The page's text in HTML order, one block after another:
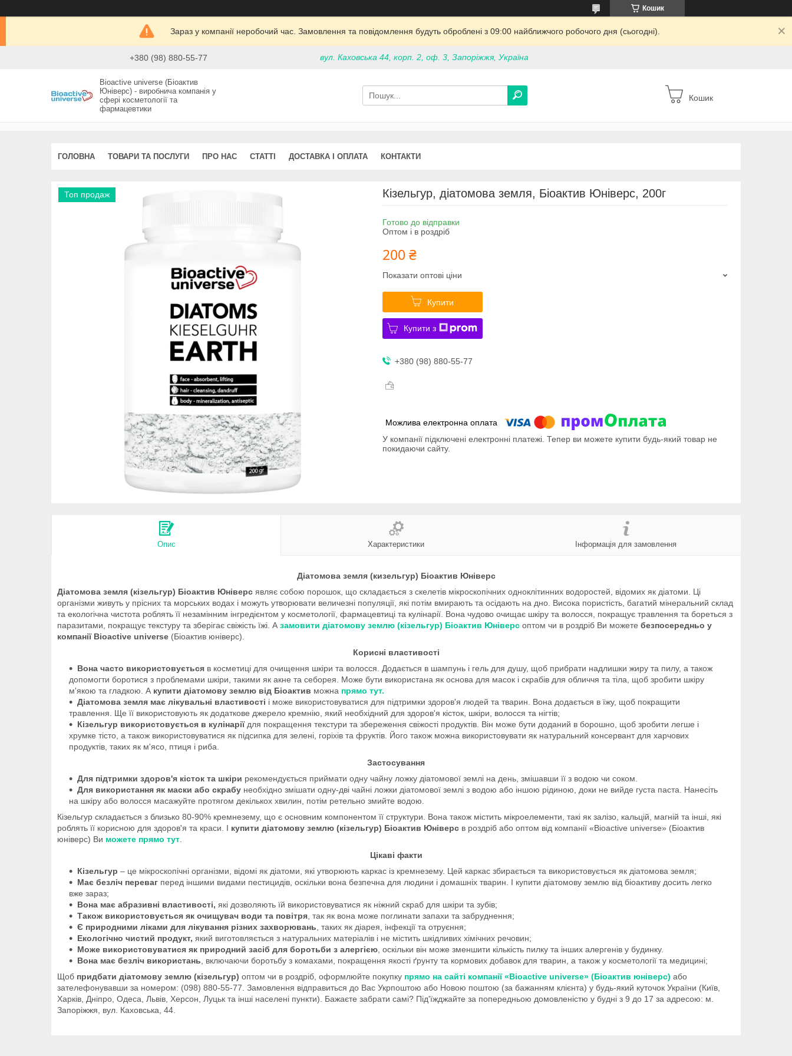
Кошик
Зараз у компанії неробочий час. Замовлення та повідомлення будуть оброблені з 09:00 найближчого робочого дня (сьогодні).
+380 (98) 880-55-77 вул. Каховська 44, корп. 2, оф. 3, Запоріжжя, Україна
Bioactive universe (Біоактив
Юніверс) - виробнича компанія у
сфері косметології та
фармацевтики
Кошик
ГОЛОВНА ТОВАРИ ТА ПОСЛУГИ ПРО НАС СТАТТІ ДОСТАВКА І ОПЛАТА КОНТАКТИ
Топ продаж Кізельгур, діатомова земля, Біоактив Юніверс, 200г
Готово до відправки
Оптом і в роздріб
200 ₴
Показати оптові ціни
Купити
Купити з
+380 (98) 880-55-77
У компанії підключені електронні платежі. Тепер ви можете купити будь-який товар не
покидаючи сайту.
Опис Характеристики Інформація для замовлення
Діатомова земля (кизельгур) Біоактив Юніверс
Діатомова земля (кізельгур) Біоактив Юніверс являє собою порошок, що складається з скелетів мікроскопічних одноклітинних водоростей, відомих як діатоми. Ці
організми живуть у прісних та морських водах і можуть утворювати величезні популяції, які потім вмирають та осідають на дно. Висока пористість, багатий мінеральний склад
та екологічна чистота роблять її незамінним інгредієнтом у косметології, фармацевтиці та кулінарії. Вона чудово очищає шкіру та волосся, покращує травлення та бореться з
паразитами, покращує текстуру та зберігає свіжість їжі. А замовити діатомову землю (кізельгур) Біоактив Юніверс оптом чи в роздріб Ви можете безпосередньо у
компанії Bioactive universe (Біоактив юніверс).
Корисні властивості
Вона часто використовується в косметиці для очищення шкіри та волосся. Додається в шампунь і гель для душу, щоб прибрати надлишки жиру та пилу, а також
допомогти боротися з проблемами шкіри, такими як акне та себорея. Може бути використана як основа для масок і скрабів для обличчя та тіла, щоб зробити шкіру
м'якою та гладкою. А купити діатомову землю від Біоактив можна прямо тут.
Діатомова земля має лікувальні властивості і може використовуватися для підтримки здоров'я людей та тварин. Вона додається в їжу, щоб покращити
травлення. Ще її використовують як додаткове джерело кремнію, який необхідний для здоров'я кісток, шкіри, волосся та нігтів;
Кізельгур використовується в кулінаріїдля покращення текстури та збереження свіжості продуктів. Він може бути доданий в борошно, щоб зробити легше і
хрумке тісто, а також використовуватися як підсипка для зелені, горіхів та фруктів. Його також можна використовувати як натуральний консервант для харчових
продуктів, таких як м'ясо, птиця і риба.
Застосування
Для підтримки здоров'я кісток та шкіри рекомендується приймати одну чайну ложку діатомової землі на день, змішавши її з водою чи соком.
Для використання як маски або скрабу необхідно змішати одну-дві чайні ложки діатомової землі з водою або іншою рідиною, доки не вийде густа паста. Нанесіть
на шкіру або волосся масажуйте протягом декількох хвилин, потім ретельно змийте водою.
Кізельгур складається з близько 80-90% кремнезему, що є основним компонентом її структури. Вона також містить мікроелементи, такі як залізо, кальцій, магній та інші, які
роблять її корисною для здоров'я та краси. І купити діатомову землю (кізельгур) Біоактив Юніверс в роздріб або оптом від компанії «Bioactive universe» (Біоактив
юніверс) Ви можете прямо тут
Цікаві факти
Кізельгур – це мікроскопічні організми, відомі як діатоми, які утворюють каркас із кремнезему. Цей каркас збирається та використовується як діатомова земля;
Має безліч переваг перед іншими видами пестицидів, оскільки вона безпечна для людини і домашніх тварин. І купити діатомову землю від біоактиву досить легко
вже зараз;
Вона має абразивні властивості, які дозволяють їй використовуватися як ніжний скраб для шкіри та зубів;
Також використовується як очищувач води та повітря , так як вона може поглинати запахи та забруднення;
Є природними ліками для лікування різних захворювань , таких як діарея, інфекції та отруєння;
Екологічно чистий продукт, який виготовляється з натуральних матеріалів і не містить шкідливих хімічних речовин;
Може використовуватися як природний засіб для боротьби з алергією , оскільки він може зменшити кількість пилку та інших алергенів у будинку.
Вона має безліч використань , включаючи боротьбу з комахами, покращення якості ґрунту та кормових добавок для тварин, а також у косметології та медицині;
Щоб придбати діатомову землю (кізельгур) оптом чи в роздріб, оформлюйте покупку прямо на сайті компанії «Bioactive universe» (Біоактив юніверс) або
зателефонувавши за номером: (098) 880-55-77. Замовлення відправиться до Вас Укрпоштою або Новою поштою (за бажанням клієнта) у будь-який куточок України (Київ,
Харків, Дніпро, Одеса, Львів, Херсон, Луцьк та інші населені пункти). Бажаєте забрати самі? Під'їжджайте за попередньою домовленістю у будні з 9 до 17 за адресою: м.
Запоріжжя, вул. Каховська, 44.